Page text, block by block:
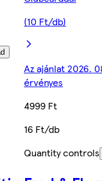
(10 Ft/db)
Az ajánlat 2026.
érvényes
4999 Ft
16 Ft/db
Quantity controls